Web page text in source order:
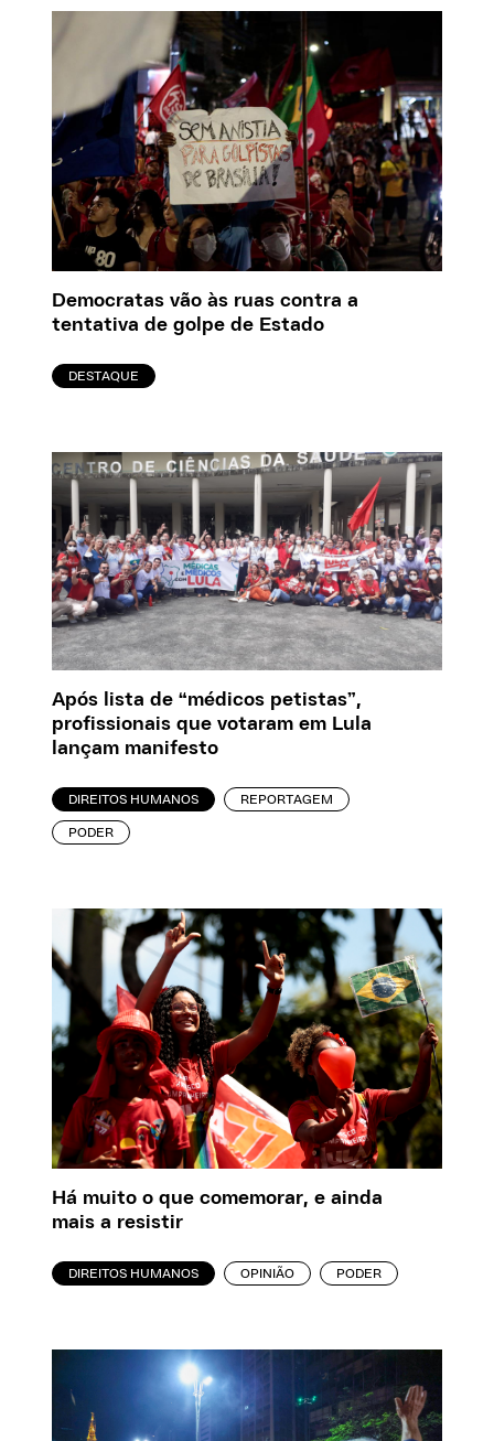
Democratas vão às ruas contra a
tentativa de golpe de Estado
DESTAQUE
Após lista de “médicos petistas”,
profissionais que votaram em Lula
lançam manifesto
DIREITOS HUMANOS REPORTAGEM
PODER
Há muito o que comemorar, e ainda
mais a resistir
DIREITOS HUMANOS OPINIÃO PODER